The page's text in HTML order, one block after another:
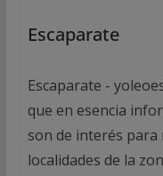
Escaparate
Escaparate -
que en esencia
son de interés
localidades de la